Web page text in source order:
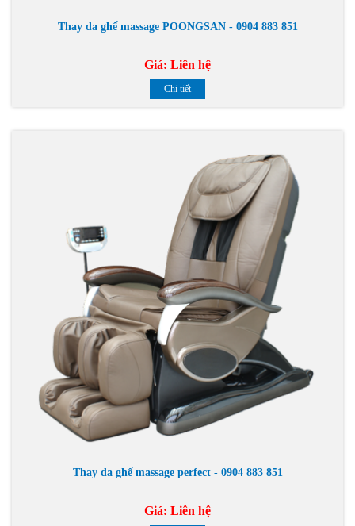
Thay da ghế massage POONGSAN - 0904 883 851
Giá: Liên hệ
Chi tiết
Thay da ghế massage perfect - 0904 883 851
Giá: Liên hệ